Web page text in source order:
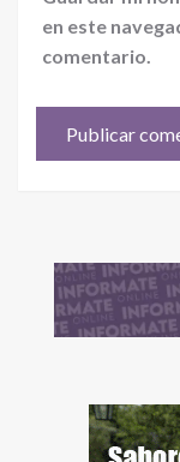
en este
comentario.